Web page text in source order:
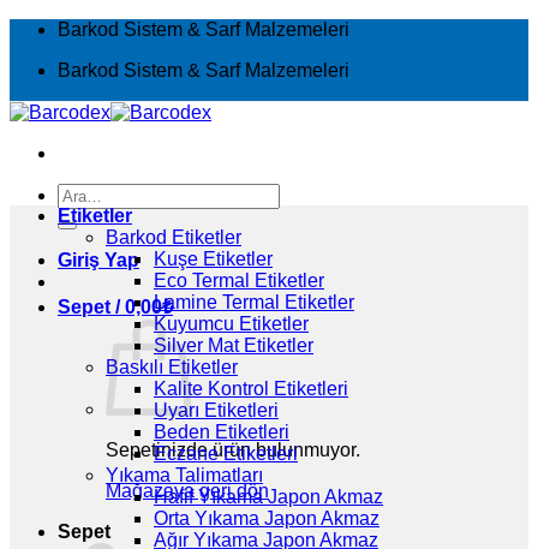
İçeriğeBarkod Sistem & Sarf Malzemeleri
Barkod Sistem & Sarf Malzemeleri
Ara:
Giriş Yap
Sepet /0,00₺
Sepetinizde ürün bulunmuyor.
Mağazaya geri dön
Sepet
Etiketler
Barkod Etiketler
Kuşe Etiketler
Eco Termal Etiketler
Lamine Termal Etiketler
Kuyumcu Etiketler
Silver Mat Etiketler
Baskılı Etiketler
Kalite Kontrol Etiketleri
Uyarı Etiketleri
Beden Etiketleri
Eczane Etiketleri
Yıkama Talimatları
Hafif Yıkama Japon Akmaz
Orta Yıkama Japon Akmaz
Ağır Yıkama Japon Akmaz